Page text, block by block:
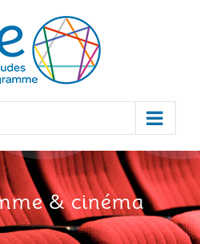
& cinéma